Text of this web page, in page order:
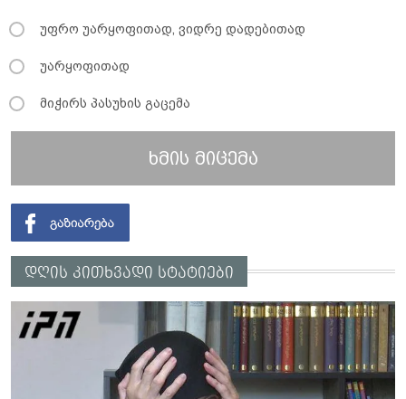
უფრო უარყოფითად, ვიდრე დადებითად
უარყოფითად
მიჭირს პასუხის გაცემა
ხმის მიცემა
დღის კითხვადი სტატიები